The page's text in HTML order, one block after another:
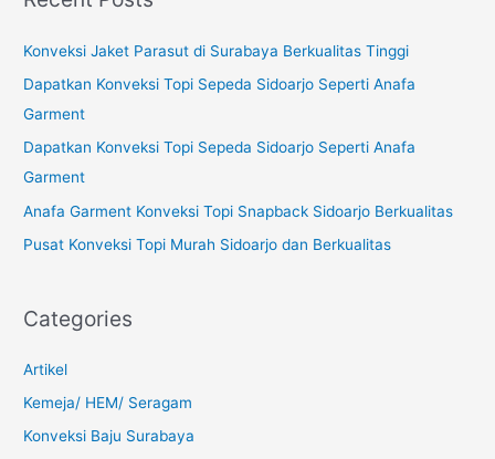
r
r
:
Konveksi Jaket Parasut di Surabaya Berkualitas Tinggi
Dapatkan Konveksi Topi Sepeda Sidoarjo Seperti Anafa
Garment
Dapatkan Konveksi Topi Sepeda Sidoarjo Seperti Anafa
Garment
Anafa Garment Konveksi Topi Snapback Sidoarjo Berkualitas
Pusat Konveksi Topi Murah Sidoarjo dan Berkualitas
Categories
Artikel
Kemeja/ HEM/ Seragam
Konveksi Baju Surabaya